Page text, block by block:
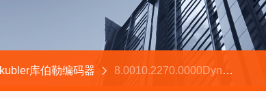
kubler库伯勒编码器 8.0010.2270.0000Dynapar丹纳帕编码器HSD350300J3EG